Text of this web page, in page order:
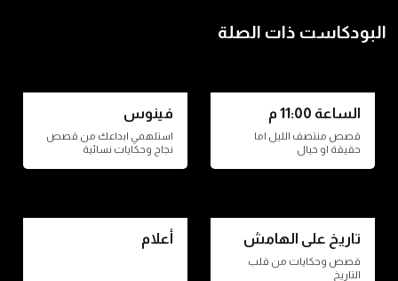
البودكاست ذات الصلة
الساعة 11:00 م
قصص منتصف الليل اما
حقيقة او خيال
فينوس
استلهمي ابداعك من قصص
نجاح وحكايات نسائية
تاريخ على الهامش
قصص وحكايات من قلب
التاريخ
أعلام